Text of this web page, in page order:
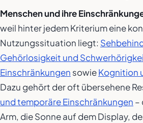
Menschen und ihre
weil hinter jedem Kriterium eine
Nutzungssituation liegt:
Gehörlosigkeit und
Einschränkungen sowieKognition
Dazu gehört der oft übersehene
und temporäre Einschränkungen –
Arm, die Sonne auf dem Display,